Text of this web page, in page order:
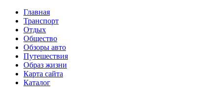
Главная
Транспорт
Отдых
Общество
Обзоры авто
Путешествия
Образ жизни
Карта сайта
Каталог